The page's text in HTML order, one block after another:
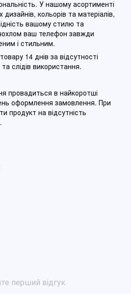
У нашому асортименті
кольорів та матеріалів,
вашому стилю та
ваш телефон завжди
і стильним.
14 днів за відсутності
слідів використання.
провадиться в найкоротші
оформлення замовлення. При
продукт на відсутність
перший відгук